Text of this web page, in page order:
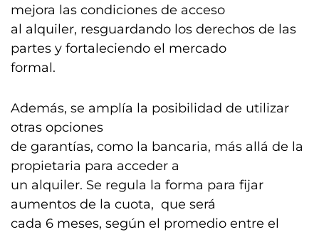
mejora las condiciones de acceso
al alquiler, resguardando los derechos de las
partes y fortaleciendo el mercado
formal.
Además, se amplía la posibilidad de utilizar
otras opciones
de garantías, como la bancaria, más allá de la
propietaria para acceder a
un alquiler. Se regula la forma para fijar
aumentos de la cuota, que será
cada 6 meses, según el promedio entre el